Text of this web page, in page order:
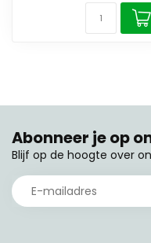
Abonneer je op
Blijf op de hoogte over